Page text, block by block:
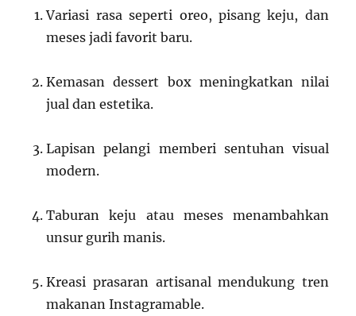
Variasi rasa seperti oreo, pisang keju, dan
meses jadi favorit baru.
Kemasan dessert box meningkatkan nilai
jual dan estetika.
Lapisan pelangi memberi sentuhan visual
modern.
Taburan keju atau meses menambahkan
unsur gurih manis.
Kreasi prasaran artisanal mendukung tren
makanan Instagramable.